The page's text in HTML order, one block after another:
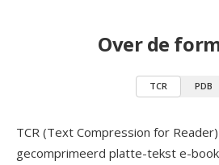
Over de
TCR PDB
TCR (Text Compression for
gecomprimeerd platte-tekst e-